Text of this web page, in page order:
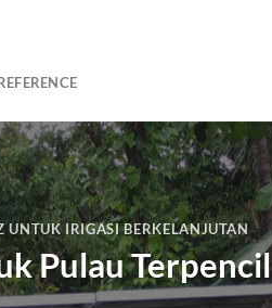
UNTUK IRIGASI BERKELANJUTAN
Pulau Terpencil